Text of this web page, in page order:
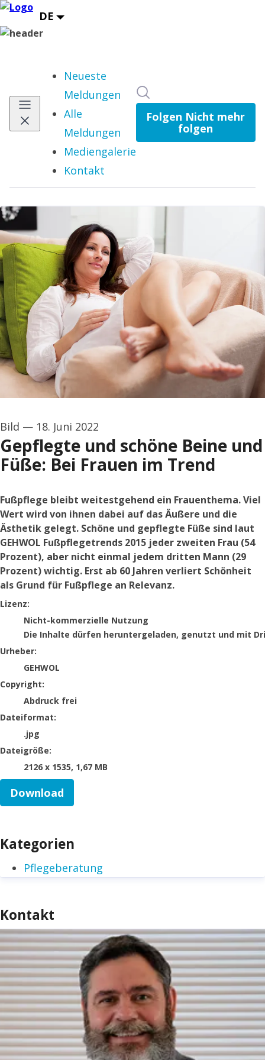
Neueste
Meldungen
Alle
Meldungen
Mediengalerie
Kontakt
Folgen Nicht mehr
folgen
Bild — 18. Juni 2022
Gepflegte und schöne Beine und
Füße: Bei Frauen im Trend
Fußpflege bleibt weitestgehend ein Frauenthema. Viel
Wert wird von ihnen dabei auf das Äußere und die
Ästhetik gelegt. Schöne und gepflegte Füße sind laut
GEHWOL Fußpflegetrends 2015 jeder zweiten Frau (54
Prozent), aber nicht einmal jedem dritten Mann (29
Prozent) wichtig. Erst ab 60 Jahren verliert Schönheit
als Grund für Fußpflege an Relevanz.
GEHWOL
Lizenz:
Nicht-kommerzielle Nutzung
Die Inhalte dürfen heruntergeladen, genutzt und mit
Urheber:
GEHWOL
Copyright:
Abdruck frei
Dateiformat:
.jpg
Dateigröße:
2126 x 1535, 1,67 MB
Download
Kategorien
Pflegeberatung
Kontakt